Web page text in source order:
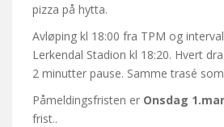
pizza på hytta.
Avløping kl 18:00 fra TPM og
Lerkendal Stadion kl 18:20. Hvert
2 minutter pause. Samme trasé som
Påmeldingsfristen er Onsdag
frist..